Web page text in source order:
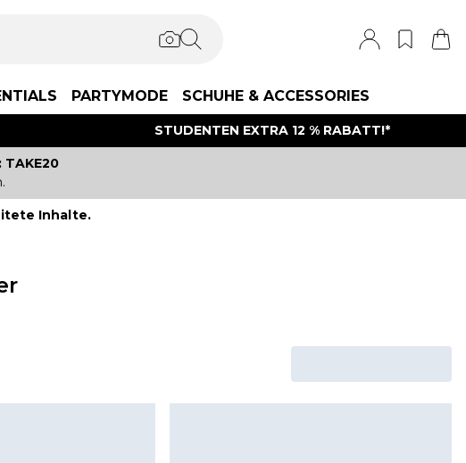
PARTYMODE SCHUHE & ACCESSORIES
STUDENTEN EXTRA 12 % RABATT!*
TAKE20
Inhalte.